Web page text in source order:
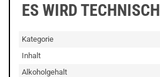
ES WIRD TECHNISCH
Kategorie
Inhalt
Alkoholgehalt